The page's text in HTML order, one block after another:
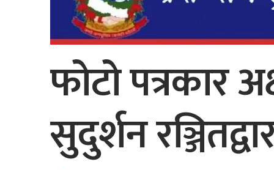
फोटो पत्रकार
सुदुर्शन